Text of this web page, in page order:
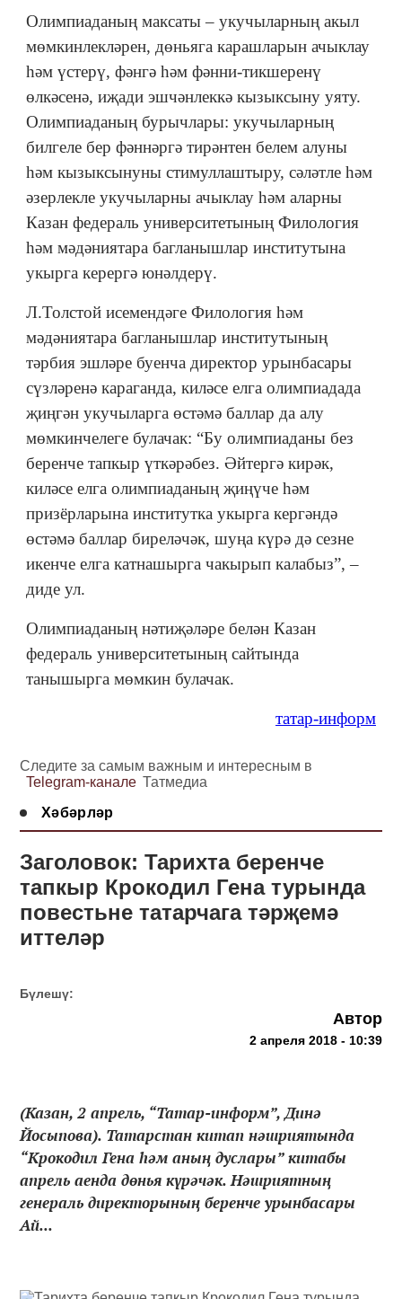
Олимпиаданың максаты – укучыларның акыл
мөмкинлекләрен, дөньяга карашларын ачыклау
һәм үстерү, фәнгә һәм фәнни-тикшеренү
өлкәсенә, иҗади эшчәнлеккә кызыксыну уяту.
Олимпиаданың бурычлары: укучыларның
билгеле бер фәннәргә тирәнтен белем алуны
һәм кызыксынуны стимуллаштыру, сәләтле һәм
әзерлекле укучыларны ачыклау һәм аларны
Казан федераль университетының Филология
һәм мәдәниятара багланышлар институтына
укырга керергә юнәлдерү.
Л.Толстой исемендәге Филология һәм
мәдәниятара багланышлар институтының
тәрбия эшләре буенча директор урынбасары
сүзләренә караганда, киләсе елга олимпиадада
җиңгән укучыларга өстәмә баллар да алу
мөмкинчелеге булачак: “Бу олимпиаданы без
беренче тапкыр үткәрәбез. Әйтергә кирәк,
киләсе елга олимпиаданың җиңүче һәм
призёрларына институтка укырга кергәндә
өстәмә баллар биреләчәк, шуңа күрә дә сезне
икенче елга катнашырга чакырып калабыз”, –
диде ул.
Олимпиаданың нәтиҗәләре белән Казан
федераль университетының сайтында
танышырга мөмкин булачак.
татар-информ
Следите за самым важным и интересным в
Telegram-канале Татмедиа
Хәбәрләр
Заголовок: Тарихта беренче
тапкыр Крокодил Гена турында
повестьне татарчага тәрҗемә
иттеләр
Бүлешү:
Автор
2 апреля 2018 - 10:39
(Казан, 2 апрель, “Татар-информ”, Динә
Йосыпова). Татарстан китап нәшриятында
“Крокодил Гена һәм аның дуслары” китабы
апрель аенда дөнья күрәчәк. Нәшриятның
генераль директорының беренче урынбасары
Ай...